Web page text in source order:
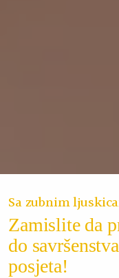
Sa zubnim
Zamislite da
do
posjeta!